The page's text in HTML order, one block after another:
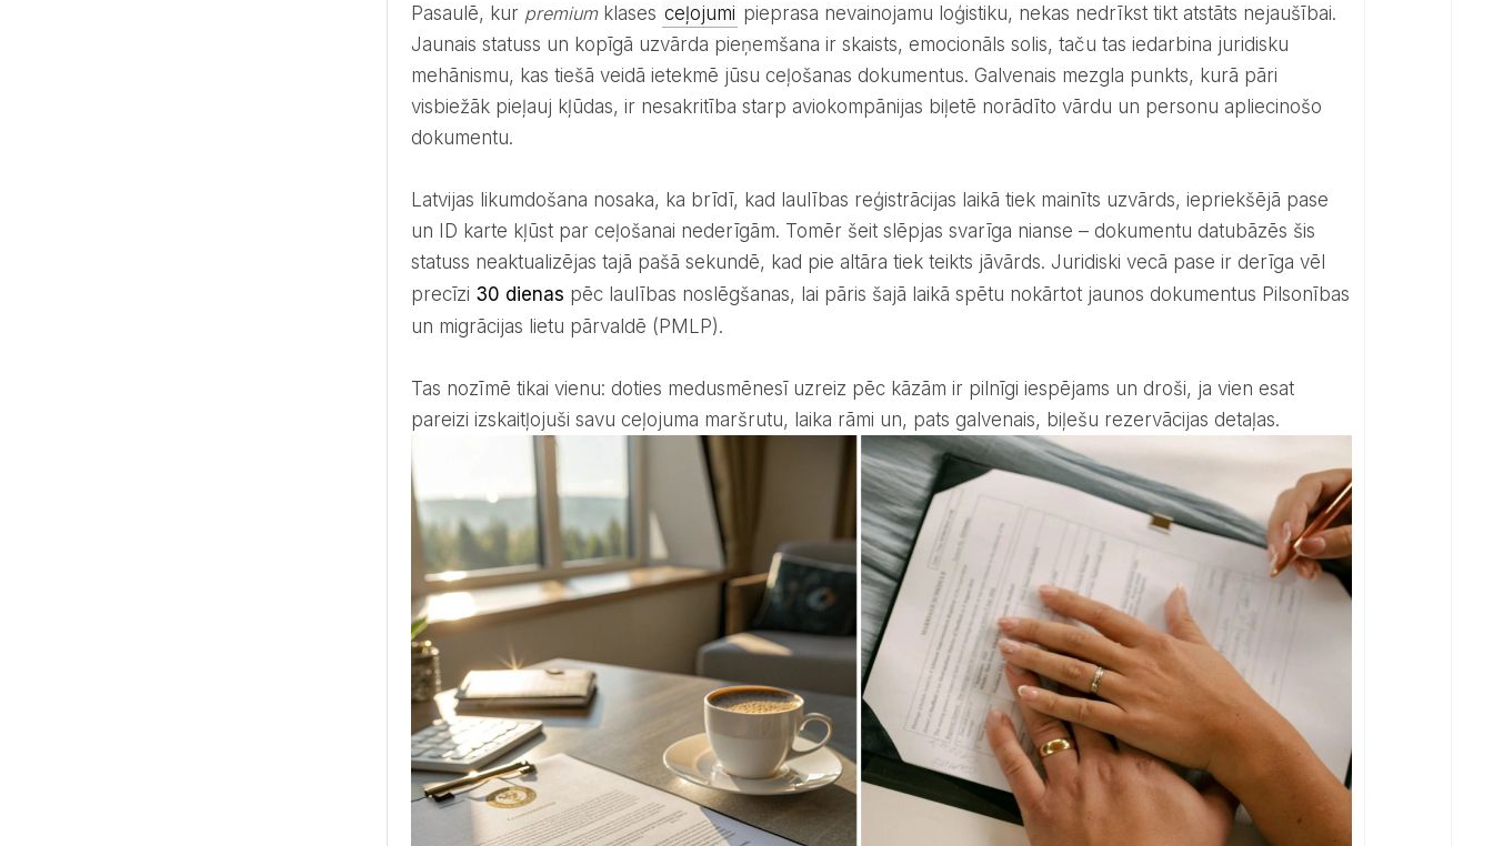
Pasaulē, kur premiumklases ceļojumi pieprasa nevainojamu loģistiku, nekas nedrīkst tikt atstāts nejaušībai.
Jaunais statuss un kopīgā uzvārda pieņemšana ir skaists, emocionāls solis, taču tas iedarbina juridisku
mehānismu, kas tiešā veidā ietekmē jūsu ceļošanas dokumentus. Galvenais mezgla punkts, kurā pāri
visbiežāk pieļauj kļūdas, ir nesakritība starp aviokompānijas biļetē norādīto vārdu un personu apliecinošo
dokumentu.
Latvijas likumdošana nosaka, ka brīdī, kad laulības reģistrācijas laikā tiek mainīts uzvārds, iepriekšējā pase
un ID karte kļūst par ceļošanai nederīgām. Tomēr šeit slēpjas svarīga nianse – dokumentu datubāzēs šis
statuss neaktualizējas tajā pašā sekundē, kad pie altāra tiek teikts jāvārds. Juridiski vecā pase ir derīga vēl
precīzi 30 dienas pēc laulības noslēgšanas, lai pāris šajā laikā spētu nokārtot jaunos dokumentus Pilsonības
un migrācijas lietu pārvaldē (PMLP).
Tas nozīmē tikai vienu: doties medusmēnesī uzreiz pēc kāzām ir pilnīgi iespējams un droši, ja vien esat
pareizi izskaitļojuši savu ceļojuma maršrutu, laika rāmi un, pats galvenais, biļešu rezervācijas detaļas.